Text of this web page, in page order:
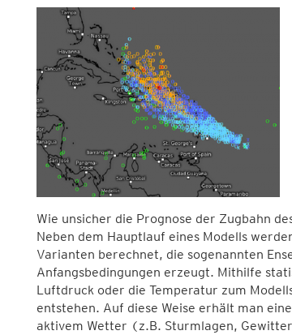
Wie unsicher die Prognose der Zugbahn
Neben dem Hauptlauf eines Modells
Varianten berechnet, die sogenannten
Anfangsbedingungen erzeugt. Mithilfe
Luftdruck oder die Temperatur zum
entstehen. Auf diese Weise erhält man
aktivem Wetter (z.B. Sturmlagen,